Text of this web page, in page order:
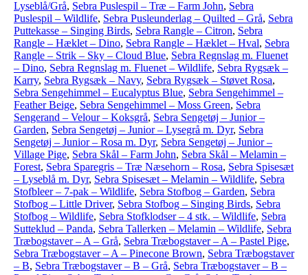
Lyseblå/Grå, Sebra Puslespil – Træ – Farm John, Sebra
Puslespil – Wildlife, Sebra Pusleunderlag – Quilted – Grå, Sebra
Puttekasse – Singing Birds, Sebra Rangle – Citron, Sebra
Rangle – Hæklet – Dino, Sebra Rangle – Hæklet – Hval, Sebra
Rangle – Strik – Sky – Cloud Blue, Sebra Regnslag m. Fluenet
– Dino, Sebra Regnslag m. Fluenet – Wildlife, Sebra Rygsæk –
Karry, Sebra Rygsæk – Navy, Sebra Rygsæk – Støvet Rosa,
Sebra Sengehimmel – Eucalyptus Blue, Sebra Sengehimmel –
Feather Beige, Sebra Sengehimmel – Moss Green, Sebra
Sengerand – Velour – Koksgrå, Sebra Sengetøj – Junior –
Garden, Sebra Sengetøj – Junior – Lysegrå m. Dyr, Sebra
Sengetøj – Junior – Rosa m. Dyr, Sebra Sengetøj – Junior –
Village Pige, Sebra Skål – Farm John, Sebra Skål – Melamin –
Forest, Sebra Sparegris – Træ Næsehorn – Rosa, Sebra Spisesæt
– Lyseblå m. Dyr, Sebra Spisesæt – Melamin – Wildlife, Sebra
Stofbleer – 7-pak – Wildlife, Sebra Stofbog – Garden, Sebra
Stofbog – Little Driver, Sebra Stofbog – Singing Birds, Sebra
Stofbog – Wildlife, Sebra Stofklodser – 4 stk. – Wildlife, Sebra
Sutteklud – Panda, Sebra Tallerken – Melamin – Wildlife, Sebra
Træbogstaver – A – Grå, Sebra Træbogstaver – A – Pastel Pige,
Sebra Træbogstaver – A – Pinecone Brown, Sebra Træbogstaver
– B, Sebra Træbogstaver – B – Grå, Sebra Træbogstaver – B –